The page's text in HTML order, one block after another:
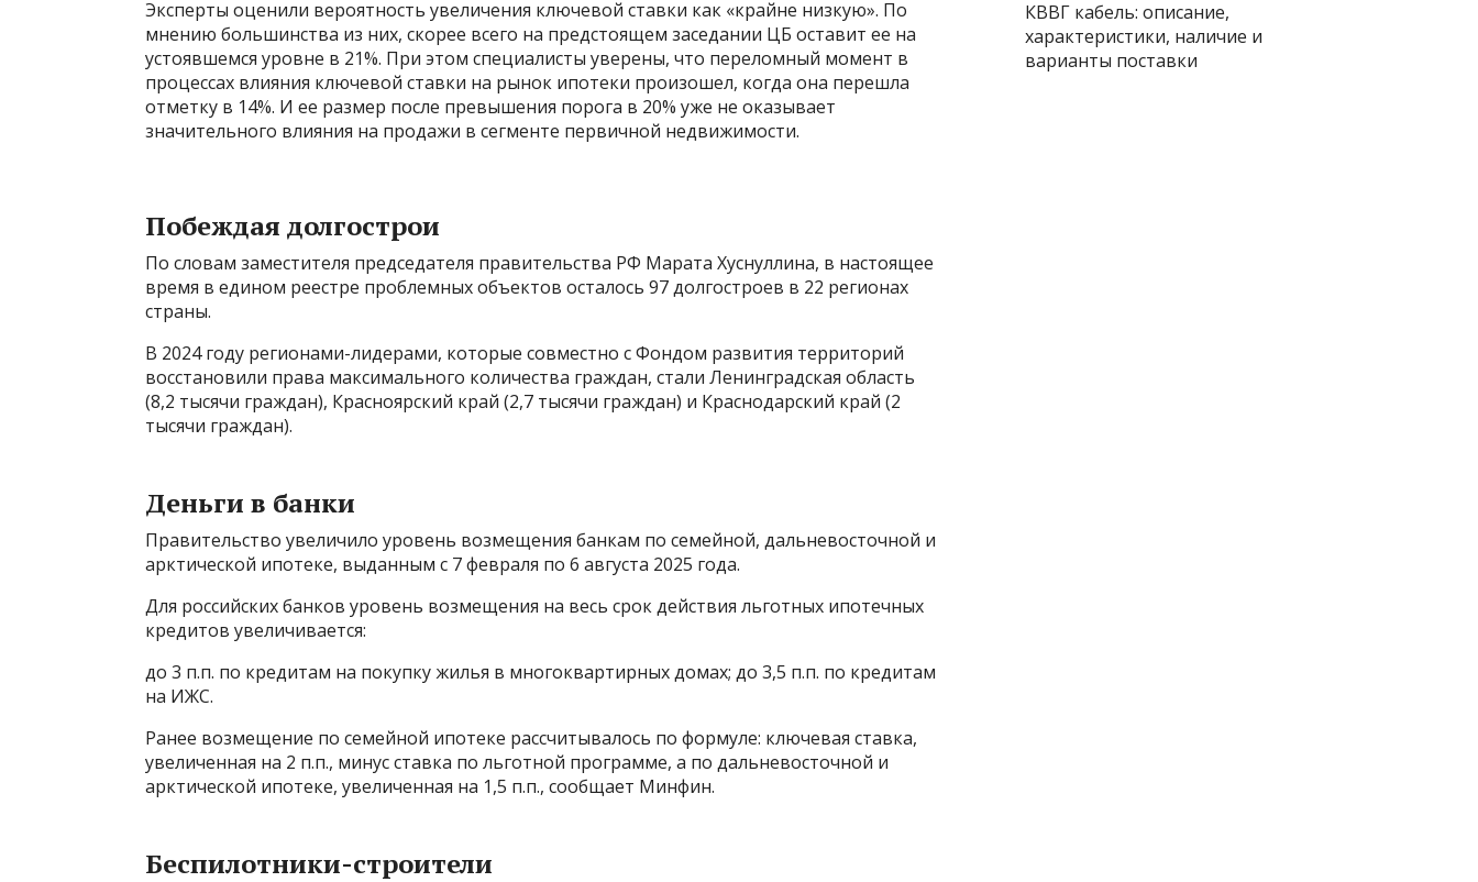
Эксперты оценили вероятность увеличения ключевой ставки как «крайне низкую». По
мнению большинства из них, скорее всего на предстоящем заседании ЦБ оставит ее на
устоявшемся уровне в 21%. При этом специалисты уверены, что переломный момент в
процессах влияния ключевой ставки на рынок ипотеки произошел, когда она перешла
отметку в 14%. И ее размер после превышения порога в 20% уже не оказывает
значительного влияния на продажи в сегменте первичной недвижимости.
Побеждая долгострои
По словам заместителя председателя правительства РФ Марата Хуснуллина, в настоящее
время в едином реестре проблемных объектов осталось 97 долгостроев в 22 регионах
страны.
В 2024 году регионами-лидерами, которые совместно с Фондом развития территорий
восстановили права максимального количества граждан, стали Ленинградская область
(8,2 тысячи граждан), Красноярский край (2,7 тысячи граждан) и Краснодарский край (2
тысячи граждан).
Деньги в банки
Правительство увеличило уровень возмещения банкам по семейной, дальневосточной и
арктической ипотеке, выданным с 7 февраля по 6 августа 2025 года.
Для российских банков уровень возмещения на весь срок действия льготных ипотечных
кредитов увеличивается:
до 3 п.п. по кредитам на покупку жилья в многоквартирных домах; до 3,5 п.п. по кредитам
на ИЖС.
Ранее возмещение по семейной ипотеке рассчитывалось по формуле: ключевая ставка,
увеличенная на 2 п.п., минус ставка по льготной программе, а по дальневосточной и
арктической ипотеке, увеличенная на 1,5 п.п., сообщает Минфин.
Беспилотники-строители
КВВГ кабель: описание,
характеристики, наличие и
варианты поставки